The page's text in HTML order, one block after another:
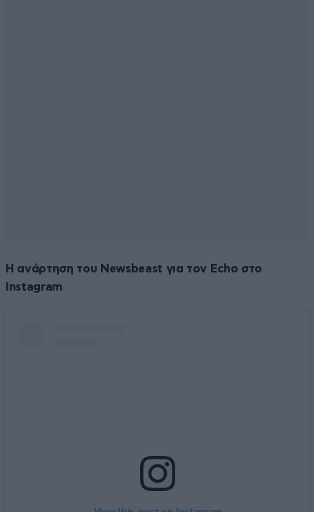
Η ανάρτηση του Newsbeast για τον Echo στο
Instagram